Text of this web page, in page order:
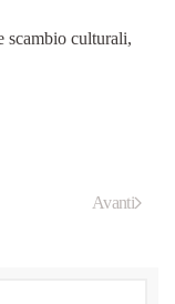
scambio culturali,
Avanti